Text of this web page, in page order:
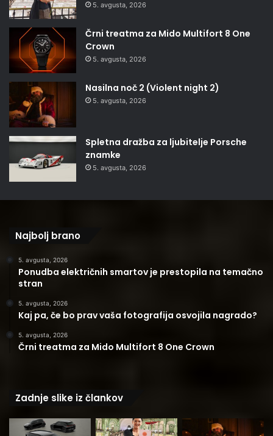
5. avgusta, 2026
Črni treatma za Mido Multifort 8 One
Crown
5. avgusta, 2026
Nasilna noč 2 (Violent night 2)
5. avgusta, 2026
Spletna dražba za ljubitelje Porsche
znamke
5. avgusta, 2026
Najbolj brano
5. avgusta, 2026
Ponudba električnih smartov je prestopila na temačno
stran
5. avgusta, 2026
Kaj pa, če bo prav vaša fotografija osvojila nagrado?
5. avgusta, 2026
Črni treatma za Mido Multifort 8 One Crown
Zadnje slike iz člankov